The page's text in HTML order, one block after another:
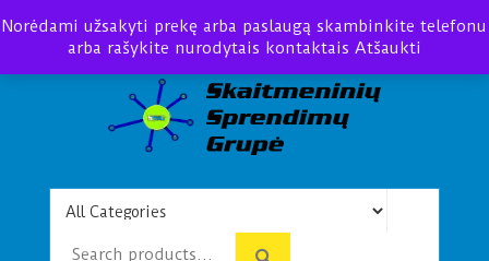
Telefonspynės Praėjimo
kontrolė
Norėdami užsakyti prekę arba paslaugą skambinkite telefonu
arba rašykite nurodytais kontaktais Atšaukti